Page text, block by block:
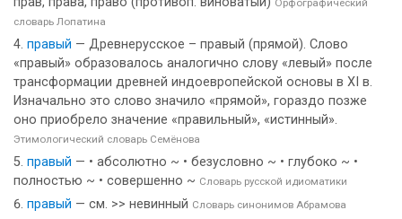
Орфографический
словарь Лопатина
правый — Древнерусское – правый (прямой). Слово
«правый» образовалось аналогично слову «левый» после
трансформации древней индоевропейской основы в XI в.
Изначально это слово значило «прямой», гораздо позже
оно приобрело значение «правильный», «истинный».
Этимологический словарь Семёнова
правый — • абсолютно ~ • безусловно ~ • глубоко ~ •
полностью ~ • совершенно ~ Словарь русской идиоматики
правый — см. >> невинный Словарь синонимов Абрамова